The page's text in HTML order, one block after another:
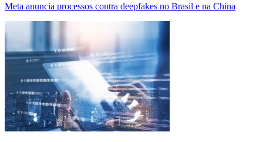
Meta anuncia processos contra deepfakes no Brasil e na China